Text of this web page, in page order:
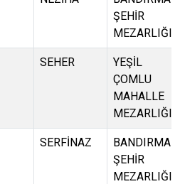
ŞEHİR
MEZARLIĞI
SEHER
YEŞİL
ÇOMLU
MAHALLE
MEZARLIĞI
SERFİNAZ
BANDIRMA
ŞEHİR
MEZARLIĞI